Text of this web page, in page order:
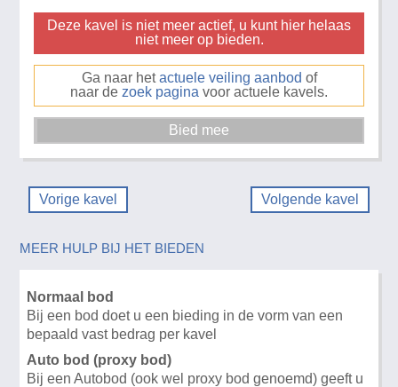
Deze kavel is niet meer actief, u kunt hier helaas
niet meer op bieden.
Ga naar hetactuele veiling aanbod of
naar de zoek pagina voor actuele kavels.
Vorige kavel Volgende kavel
MEER HULP BIJ HET BIEDEN
Normaal bod
Bij een bod doet u een bieding in de vorm van een
bepaald vast bedrag per kavel
Auto bod (proxy bod)
Bij een Autobod (ook wel proxy bod genoemd) geeft u